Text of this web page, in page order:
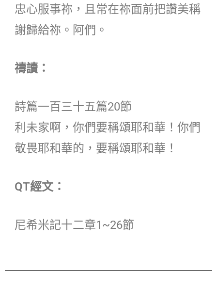
忠心服事祢，且常在祢面前把讚美稱
謝歸給祢。阿們。
禱讀：
詩篇一百三十五篇20節
利未家啊，你們要稱頌耶和華！你們
敬畏耶和華的，要稱頌耶和華！
QT經文：
尼希米記十二章1~26節